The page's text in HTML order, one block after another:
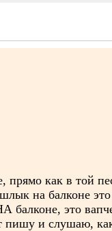
как в той
на балконе
балконе, это
и слушаю,